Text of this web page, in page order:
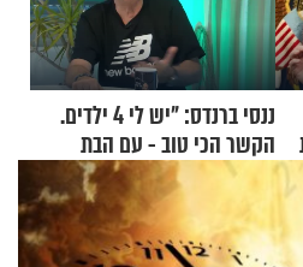
ננסי ברנדס: "יש לי 4 ילדים.
הקשר הכי טוב - עם הבת
החרדית"